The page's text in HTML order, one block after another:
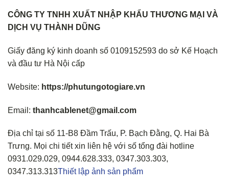
CÔNG TY TNHH XUẤT NHẬP KHẨU THƯƠNG MẠI VÀ
DỊCH VỤ THÀNH DŨNG
Giấy đăng ký kinh doanh số 0109152593 do sở Kế Hoạch
và đầu tư Hà Nội cấp
Website: https://phutungotogiare.vn
Email: thanhcablenet@gmail.com
Địa chỉ tại số 11-B8 Đầm Trấu, P. Bạch Đằng, Q. Hai Bà
Trưng. Mọi chi tiết xin liên hệ với số tổng đài hotline
0931.029.029, 0944.628.333, 0347.303.303,
0347.313.313Thiết lập ảnh sản phẩm